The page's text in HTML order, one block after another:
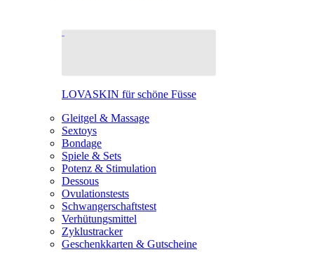
LOVASKIN für schöne Füsse
Gleitgel & Massage
Sextoys
Bondage
Spiele & Sets
Potenz & Stimulation
Dessous
Ovulationstests
Schwangerschaftstest
Verhütungsmittel
Zyklustracker
Geschenkkarten & Gutscheine